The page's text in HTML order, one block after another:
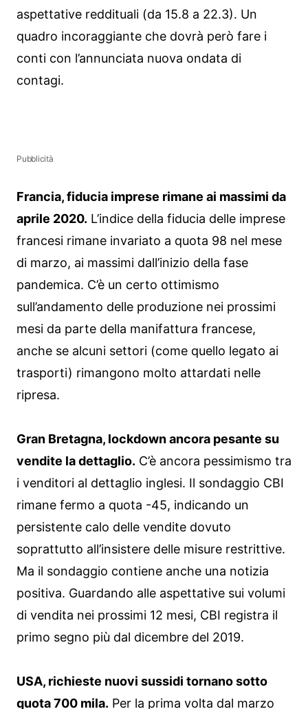
aspettative reddituali (da 15.8 a 22.3). Un
quadro incoraggiante che dovrà però fare i
conti con l’annunciata nuova ondata di
contagi.
Pubblicità
Francia, fiducia imprese rimane ai massimi da
aprile 2020. L’indice della fiducia delle imprese
francesi rimane invariato a quota 98 nel mese
di marzo, ai massimi dall’inizio della fase
pandemica. C’è un certo ottimismo
sull’andamento delle produzione nei prossimi
mesi da parte della manifattura francese,
anche se alcuni settori (come quello legato ai
trasporti) rimangono molto attardati nelle
ripresa.
Gran Bretagna, lockdown ancora pesante su
vendite la dettaglio. C’è ancora pessimismo tra
i venditori al dettaglio inglesi. Il sondaggio CBI
rimane fermo a quota -45, indicando un
persistente calo delle vendite dovuto
soprattutto all’insistere delle misure restrittive.
Ma il sondaggio contiene anche una notizia
positiva. Guardando alle aspettative sui volumi
di vendita nei prossimi 12 mesi, CBI registra il
primo segno più dal dicembre del 2019.
USA, richieste nuovi sussidi tornano sotto
quota 700 mila. Per la prima volta dal marzo